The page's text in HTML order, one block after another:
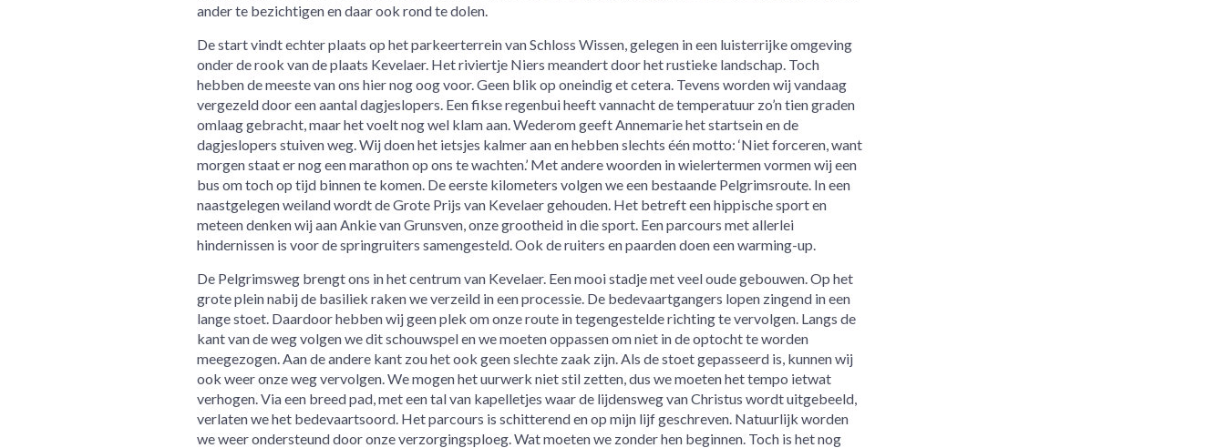
ander te bezichtigen en daar ook rond te dolen.
De start vindt echter plaats op het parkeerterrein van Schloss Wissen, gelegen in een luisterrijke omgeving
onder de rook van de plaats Kevelaer. Het riviertje Niers meandert door het rustieke landschap. Toch
hebben de meeste van ons hier nog oog voor. Geen blik op oneindig et cetera. Tevens worden wij vandaag
vergezeld door een aantal dagjeslopers. Een fikse regenbui heeft vannacht de temperatuur zo’n tien graden
omlaag gebracht, maar het voelt nog wel klam aan. Wederom geeft Annemarie het startsein en de
dagjeslopers stuiven weg. Wij doen het ietsjes kalmer aan en hebben slechts één motto: ‘Niet forceren, want
morgen staat er nog een marathon op ons te wachten.’ Met andere woorden in wielertermen vormen wij een
bus om toch op tijd binnen te komen. De eerste kilometers volgen we een bestaande Pelgrimsroute. In een
naastgelegen weiland wordt de Grote Prijs van Kevelaer gehouden. Het betreft een hippische sport en
meteen denken wij aan Ankie van Grunsven, onze grootheid in die sport. Een parcours met allerlei
hindernissen is voor de springruiters samengesteld. Ook de ruiters en paarden doen een warming-up.
De Pelgrimsweg brengt ons in het centrum van Kevelaer. Een mooi stadje met veel oude gebouwen. Op het
grote plein nabij de basiliek raken we verzeild in een processie. De bedevaartgangers lopen zingend in een
lange stoet. Daardoor hebben wij geen plek om onze route in tegengestelde richting te vervolgen. Langs de
kant van de weg volgen we dit schouwspel en we moeten oppassen om niet in de optocht te worden
meegezogen. Aan de andere kant zou het ook geen slechte zaak zijn. Als de stoet gepasseerd is, kunnen wij
ook weer onze weg vervolgen. We mogen het uurwerk niet stil zetten, dus we moeten het tempo ietwat
verhogen. Via een breed pad, met een tal van kapelletjes waar de lijdensweg van Christus wordt uitgebeeld,
verlaten we het bedevaartsoord. Het parcours is schitterend en op mijn lijf geschreven. Natuurlijk worden
we weer ondersteund door onze verzorgingsploeg. Wat moeten we zonder hen beginnen. Toch is het nog